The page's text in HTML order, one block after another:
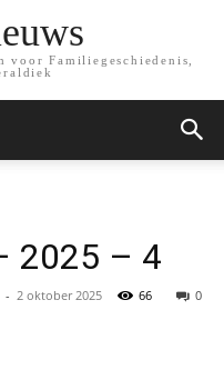
Familiegeschiedenis,
2025 – 4
- 2 oktober 2025 0
66